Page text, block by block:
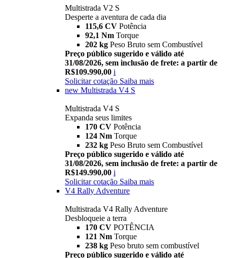
Multistrada V2 S
Desperte a aventura de cada dia
115,6 CV Potência
92,1 Nm Torque
202 kg Peso Bruto sem Combustível
Preço público sugerido e válido até
31/08/2026, sem inclusão de frete: a partir de
R$109.990,00 i
Solicitar cotação Saiba mais
new Multistrada V4 S
Multistrada V4 S
Expanda seus limites
170 CV Potência
124 Nm Torque
232 kg Peso Bruto sem Combustível
Preço público sugerido e válido até
31/08/2026, sem inclusão de frete: a partir de
R$149.990,00 i
Solicitar cotação Saiba mais
V4 Rally Adventure
Multistrada V4 Rally Adventure
Desbloqueie a terra
170 CV POTÊNCIA
121 Nm Torque
238 kg Peso bruto sem combustível
Preço público sugerido e válido até